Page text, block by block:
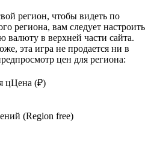
регион, чтобы видеть по
региона, вам следует настроить
в верхней части сайта.
эта игра не продается ни в
цен для региона:
цЦена (₽)
(Region free)